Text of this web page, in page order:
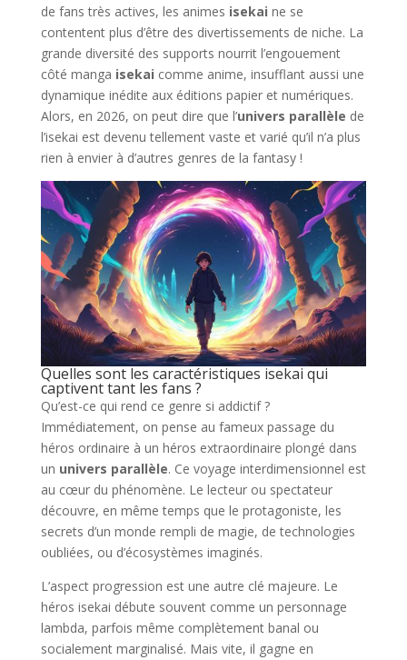
de fans très actives, les animes isekai ne se
contentent plus d’être des divertissements de niche. La
grande diversité des supports nourrit l’engouement
côté manga isekai comme anime, insufflant aussi une
dynamique inédite aux éditions papier et numériques.
Alors, en 2026, on peut dire que l’univers parallèle de
l’isekai est devenu tellement vaste et varié qu’il n’a plus
rien à envier à d’autres genres de la fantasy !
Quelles sont les caractéristiques isekai qui
captivent tant les fans ?
Qu’est-ce qui rend ce genre si addictif ?
Immédiatement, on pense au fameux passage du
héros ordinaire à un héros extraordinaire plongé dans
un univers parallèle. Ce voyage interdimensionnel est
au cœur du phénomène. Le lecteur ou spectateur
découvre, en même temps que le protagoniste, les
secrets d’un monde rempli de magie, de technologies
oubliées, ou d’écosystèmes imaginés.
L’aspect progression est une autre clé majeure. Le
héros isekai débute souvent comme un personnage
lambda, parfois même complètement banal ou
socialement marginalisé. Mais vite, il gagne en